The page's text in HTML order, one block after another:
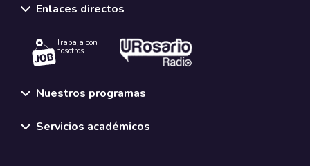
Enlaces directos
Trabaja con
nosotros.
Nuestros programas
Servicios académicos